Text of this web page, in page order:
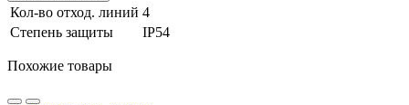
Кол-во отход. линий 4
Степень защиты
IP54
Похожие товары